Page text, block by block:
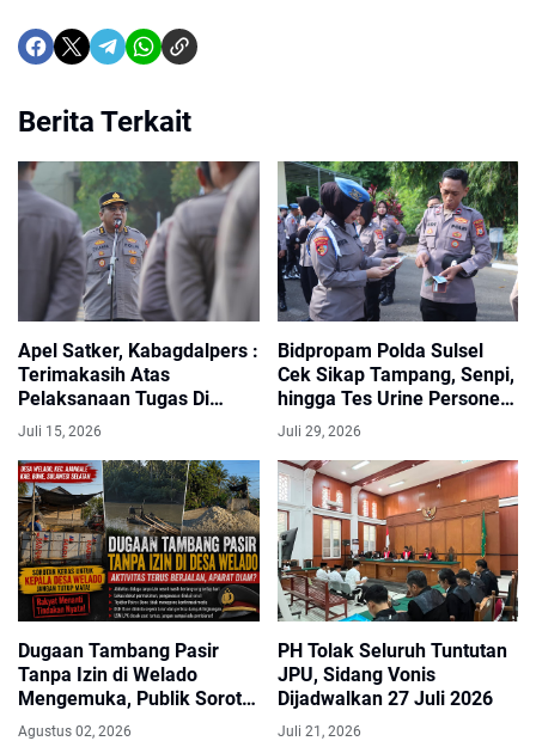
Berita Terkait
Apel Satker, Kabagdalpers :
Terimakasih Atas
Pelaksanaan Tugas Di
Bulan Juli ini Berjalan
Juli 15, 2026
Bidpropam Polda Sulsel
Cek Sikap Tampang, Senpi,
hingga Tes Urine Personel
Polres Wajo
Juli 29, 2026
Dugaan Tambang Pasir
Tanpa Izin di Welado
Mengemuka, Publik Soroti
Peran Kepala Desa
Agustus 02, 2026
PH Tolak Seluruh Tuntutan
JPU, Sidang Vonis
Dijadwalkan 27 Juli 2026
Juli 21, 2026